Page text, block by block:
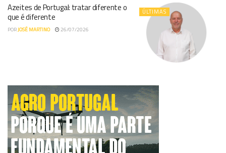
ÚLTIMAS
Azeites de Portugal: tratar diferente o
que é diferente
PORJOSÉ MARTINO 26/07/2026